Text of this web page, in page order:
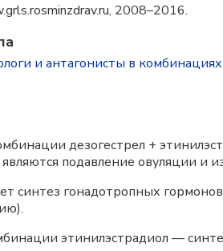
2008–2016.
и антагонисты в комбинациях
дезогестрел +
подавление овуляции и
синтез гонадотропных
этинилэстрадиол —